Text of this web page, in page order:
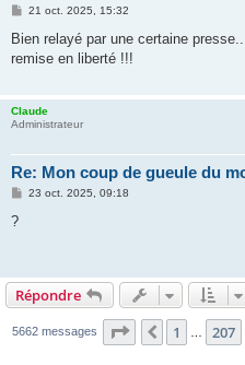
M
s
a
21 oct. 2025, 15:32
Bien relayé par une certaine
remise en liberté !!!
Claude
Administrateur
Re: Mon coup de gueule du
M23 oct. 2025, 09:18
?
Répondre
5662 messages Page 209 sur227
Précédente
1 207